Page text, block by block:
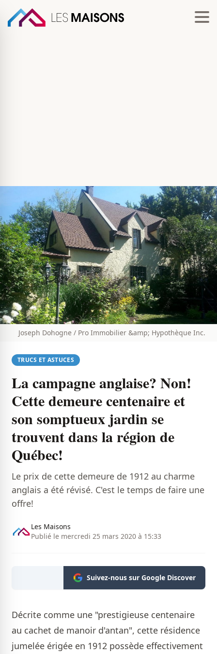
Joseph Dohogne / Pro Immobilier &amp; Hypothèque Inc.
TRUCS ET ASTUCES
La campagne anglaise? Non!
Cette demeure centenaire et
son somptueux jardin se
trouvent dans la région de
Québec!
Le prix de cette demeure de 1912 au charme
anglais​ a été révisé. C'est le temps de faire une
offre!
Les Maisons
Publié le mercredi 25 mars 2020 à 15:33
Suivez-nous sur Google Discover
Décrite comme une "prestigieuse centenaire
au cachet de manoir d'antan", cette résidence
jumelée érigée en 1912 possède effectivement